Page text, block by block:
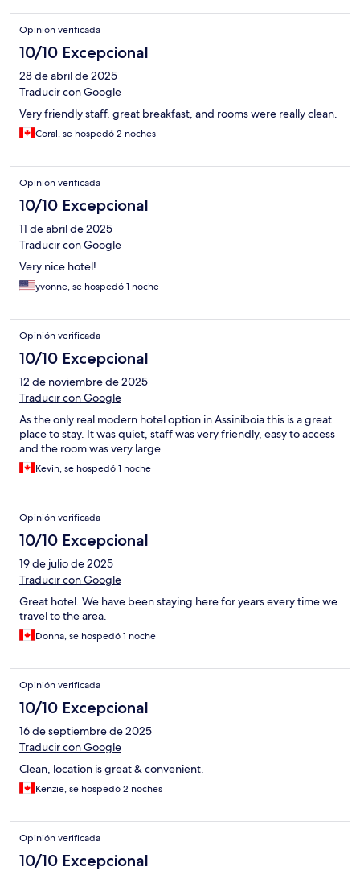
Opinión verificada
10/10 Excepcional
28 de abril de 2025
Traducir con Google
Very friendly staff, great breakfast, and rooms were really clean.
Coral, se hospedó 2 noches
Opinión verificada
10/10 Excepcional
11 de abril de 2025
Traducir con Google
Very nice hotel!
yvonne, se hospedó 1 noche
Opinión verificada
10/10 Excepcional
12 de noviembre de 2025
Traducir con Google
As the only real modern hotel option in Assiniboia this is a great
place to stay. It was quiet, staff was very friendly, easy to access
and the room was very large.
Kevin, se hospedó 1 noche
Opinión verificada
10/10 Excepcional
19 de julio de 2025
Traducir con Google
Great hotel. We have been staying here for years every time we
travel to the area.
Donna, se hospedó 1 noche
Opinión verificada
10/10 Excepcional
16 de septiembre de 2025
Traducir con Google
Clean, location is great & convenient.
Kenzie, se hospedó 2 noches
Opinión verificada
10/10 Excepcional